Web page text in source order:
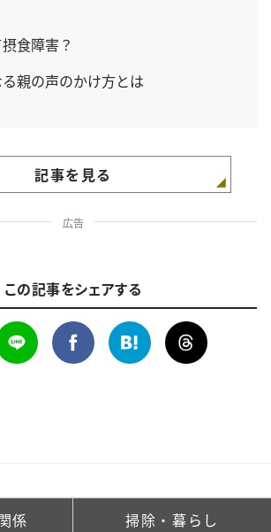
食障害？
親の声のかけ方とは
記事を見る
広告
この記事をシェアする
係 掃除・暮らし